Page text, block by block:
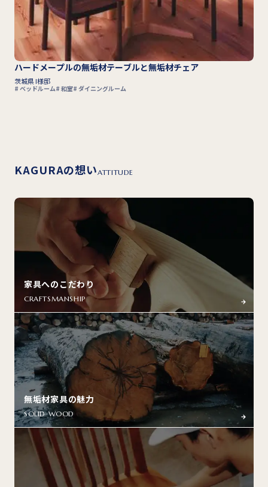
ハードメープルの無垢材テーブルと無垢材チェア
茨城県 I様邸
ベッドルーム 和室 ダイニングルーム
KAGURAの想いATTITUDE
家具へのこだわり
CRAFTSMANSHIP
無垢材家具の魅力
SOLID WOOD